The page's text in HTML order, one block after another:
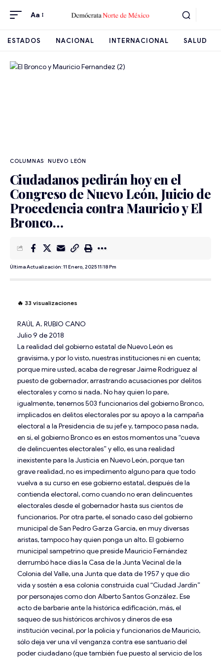
Aa
ESTADOS NACIONAL INTERNACIONAL SALUD
NUEVO LEÓN
Ciudadanos pedirán hoy en el
Congreso de Nuevo León, Juicio de
Procedencia contra Mauricio y El
Bronco…
Última Actualización: 11 Enero, 2025 11:18 Pm
🔥 33 visualizaciones
RAÚL A. RUBIO CANO
Julio 9 de 2018
La realidad del gobierno estatal de Nuevo León es
gravísima, y por lo visto, nuestras instituciones ni en cuenta;
porque mire usted, acaba de regresar Jaime Rodríguez al
puesto de gobernador, arrastrando acusaciones por delitos
electorales y como si nada. No hay quien lo pare,
igualmente, tenemos 503 funcionarios del gobierno Bronco,
implicados en delitos electorales por su apoyo a la campaña
electoral a la Presidencia de su jefe y, tampoco pasa nada,
en sí, el gobierno Bronco es en estos momentos una “cueva
de delincuentes electorales” y ello, es una realidad
inexistente para la Justicia en Nuevo León, porque tan
grave realidad, no es impedimento alguno para que todo
vuelva a su curso en ese gobierno estatal, después de la
contienda electoral, como cuando no eran delincuentes
electorales desde el gobernador hasta sus cientos de
funcionarios. Por otra parte, el sonado caso del gobierno
municipal de San Pedro Garza García, en muy diversas
aristas, tampoco hay quien ponga un alto. El gobierno
municipal sampetrino que preside Mauricio Fernández
derrumbó hace días la Casa de la Junta Vecinal de la
Colonia del Valle, una Junta que data de 1957 y que dio
vida y sostén a esa colonia construida cual “Ciudad Jardín”
por personajes como don Alberto Santos González. Ese
acto de barbarie ante la histórica edificación, más, el
saqueo de sus históricos archivos y dineros de esa
institución vecinal, por la policía y funcionarios de Mauricio,
sólo deja ver una vil venganza contra ese santuario del
poder ciudadano (que también fue puesto al servicio de los